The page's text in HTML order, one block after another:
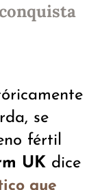
se
fértil
UK dice
que